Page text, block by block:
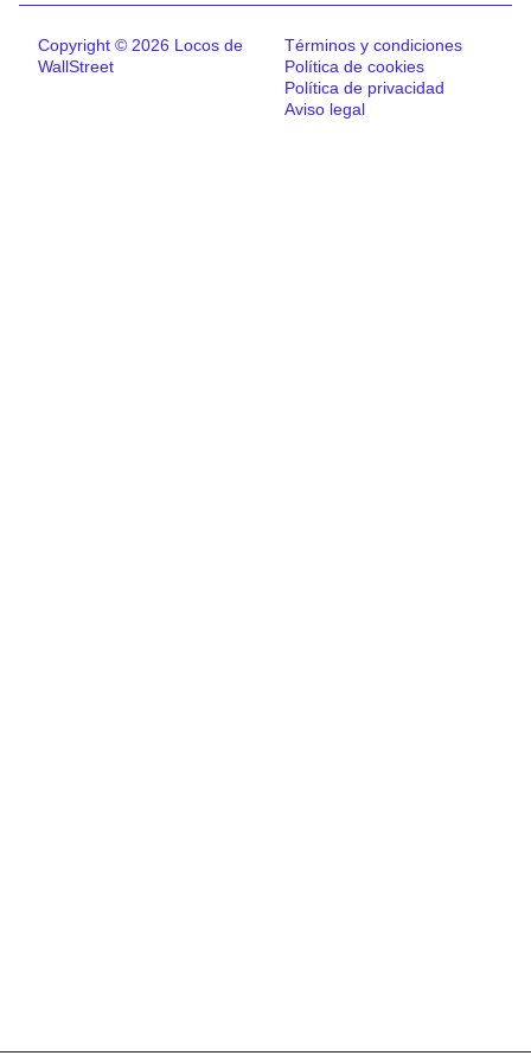
Copyright © 2026 Locos de
WallStreet
Términos y condiciones
Política de cookies
Política de privacidad
Aviso legal